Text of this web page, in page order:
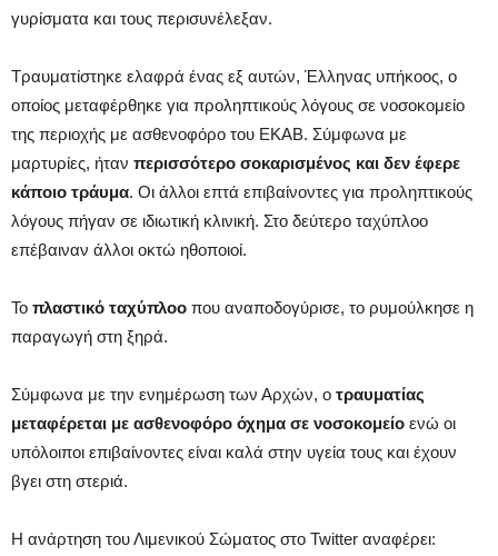
γυρίσματα και τους περισυνέλεξαν.
Τραυματίστηκε ελαφρά ένας εξ αυτών, Έλληνας υπήκοος, ο
οποίος μεταφέρθηκε για προληπτικούς λόγους σε νοσοκομείο
της περιοχής με ασθενοφόρο του ΕΚΑΒ. Σύμφωνα με
μαρτυρίες, ήταν περισσότερο σοκαρισμένος και δεν έφερε
κάποιο τράυμα. Οι άλλοι επτά επιβαίνοντες για προληπτικούς
λόγους πήγαν σε ιδιωτική κλινική. Στο δεύτερο ταχύπλοο
επέβαιναν άλλοι οκτώ ηθοποιοί.
Το πλαστικό ταχύπλοο που αναποδογύρισε, το ρυμούλκησε η
παραγωγή στη ξηρά.
Σύμφωνα με την ενημέρωση των Αρχών, ο τραυματίας
μεταφέρεται με ασθενοφόρο όχημα σε νοσοκομείο ενώ οι
υπόλοιποι επιβαίνοντες είναι καλά στην υγεία τους και έχουν
βγει στη στεριά.
Η ανάρτηση του Λιμενικού Σώματος στο Twitter αναφέρει: